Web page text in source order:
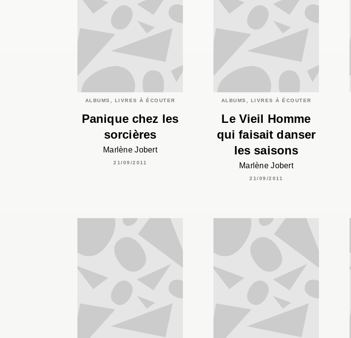
ALBUMS, LIVRES À ÉCOUTER
Panique chez les
sorcières
Marlène Jobert
21/09/2011
ALBUMS, LIVRES À ÉCOUTER
Le Vieil Homme
qui faisait danser
les saisons
Marlène Jobert
21/09/2011